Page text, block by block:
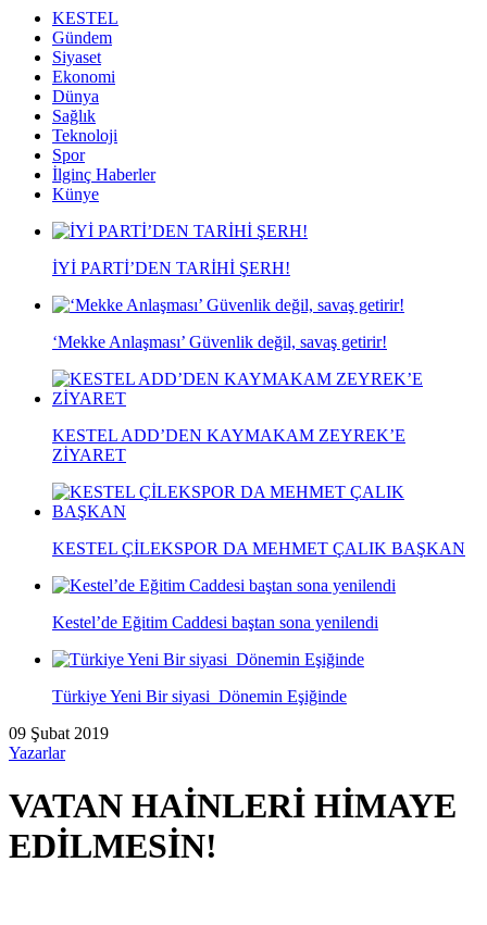
KESTEL
Gündem
Siyaset
Ekonomi
Dünya
Sağlık
Teknoloji
Spor
İlginç Haberler
Künye
İYİ PARTİ’DEN TARİHİ ŞERH!
‘Mekke Anlaşması’ Güvenlik değil, savaş getirir!
KESTEL ADD’DEN KAYMAKAM ZEYREK’E
ZİYARET
KESTEL ÇİLEKSPOR DA MEHMET ÇALIK BAŞKAN
Kestel’de Eğitim Caddesi baştan sona yenilendi
Türkiye Yeni Bir siyasi Dönemin Eşiğinde
09 Şubat 2019
Yazarlar
VATAN HAİNLERİ HİMAYE
EDİLMESİN!